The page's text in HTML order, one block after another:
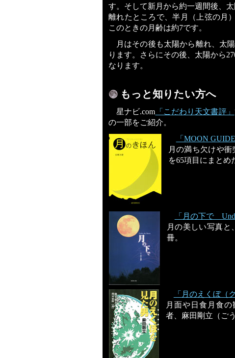
す。そして新月から約一週間後、太
離れたところで、半月（上弦の月
このときの月齢は約7です。
月はその後も太陽から離れ、太
ります。さらにその後、太陽から
なります。
もっと知りたい方へ
星ナビ.com 「こだわり天文書評」
の一部をご紹介。
「MOON
月の満ち欠けや
を65項目にまとめ
「月の下で
月の美しい写真と
冊。
「月のえくぼ（
月面や日食月食
者、麻田剛立（ご